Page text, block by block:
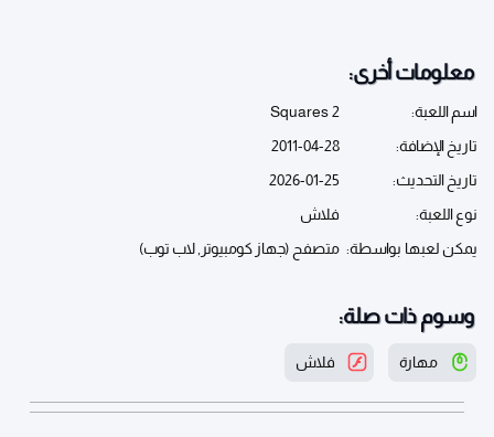
معلومات أخرى:
اسم اللعبة:
Squares 2
تاريخ الإضافة:
2011-04-28
تاريخ التحديث:
2026-01-25
نوع اللعبة:
فلاش
يمكن لعبها بواسطة: متصفح (جهاز كومبيوتر, لاب توب)
وسوم ذات صلة:
مهارة فلاش